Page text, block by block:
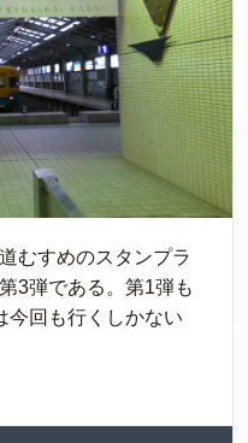
むすめのスタンプラ
3弾である。第1弾も
今回も行くしかない